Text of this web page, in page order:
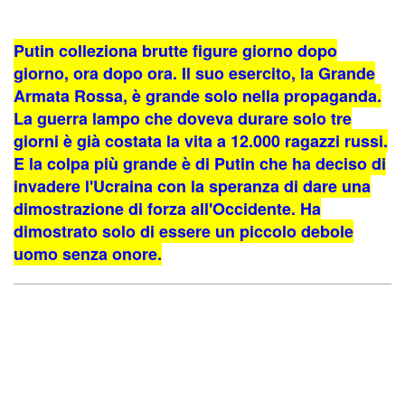
Putin colleziona brutte figure giorno dopo
giorno, ora dopo ora. Il suo esercito, la Grande
Armata Rossa, è grande solo nella propaganda.
La guerra lampo che doveva durare solo tre
giorni è già costata la vita a 12.000 ragazzi russi.
E la colpa più grande è di Putin che ha deciso di
invadere l'Ucraina con la speranza di dare una
dimostrazione di forza all'Occidente. Ha
dimostrato solo di essere un piccolo debole
uomo senza onore.